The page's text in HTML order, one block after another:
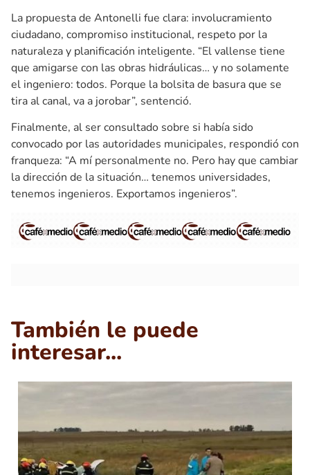
La propuesta de Antonelli fue clara: involucramiento
ciudadano, compromiso institucional, respeto por la
naturaleza y planificación inteligente. “El vallense tiene
que amigarse con las obras hidráulicas… y no solamente
el ingeniero: todos. Porque la bolsita de basura que se
tira al canal, va a jorobar”, sentenció.
Finalmente, al ser consultado sobre si había sido
convocado por las autoridades municipales, respondió con
franqueza: “A mí personalmente no. Pero hay que cambiar
la dirección de la situación… tenemos universidades,
tenemos ingenieros. Exportamos ingenieros”.
También le puede
interesar...